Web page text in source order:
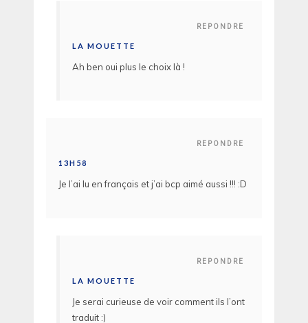
REPONDRE
LA MOUETTE
Ah ben oui plus le choix là !
REPONDRE
13H58
Je l’ai lu en français et j’ai bcp aimé aussi !!! :D
REPONDRE
LA MOUETTE
Je serai curieuse de voir comment ils l’ont
traduit :)